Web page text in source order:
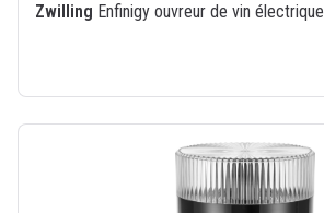
Zwilling Enfinigy ouvreur de vin électrique